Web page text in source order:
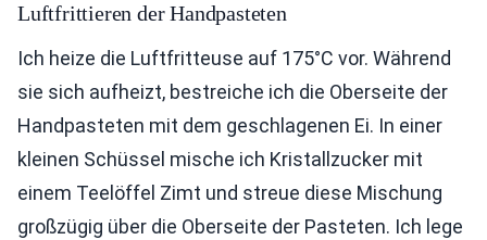
Luftfrittieren der Handpasteten
Ich heize die Luftfritteuse auf 175°C vor. Während
sie sich aufheizt, bestreiche ich die Oberseite der
Handpasteten mit dem geschlagenen Ei. In einer
kleinen Schüssel mische ich Kristallzucker mit
einem Teelöffel Zimt und streue diese Mischung
großzügig über die Oberseite der Pasteten. Ich lege